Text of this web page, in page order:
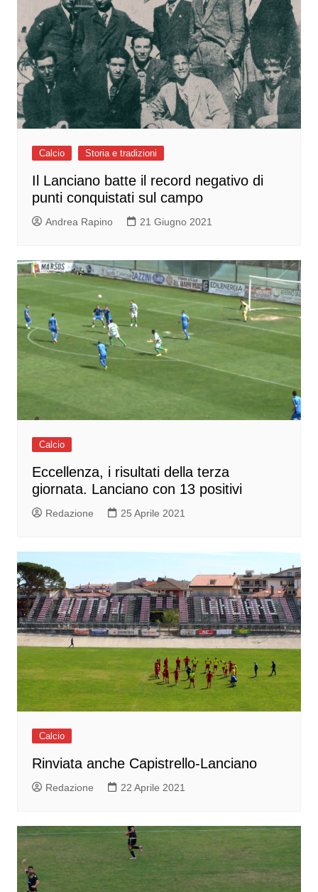
Calcio Storia e tradizioni
Il Lanciano batte il record negativo di
punti conquistati sul campo
Andrea Rapino 21 Giugno 2021
Calcio
Eccellenza, i risultati della terza
giornata. Lanciano con 13 positivi
Redazione 25 Aprile 2021
Calcio
Rinviata anche Capistrello-Lanciano
Redazione 22 Aprile 2021